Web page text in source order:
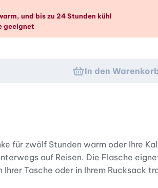
Überblick
und bis zu 24 Stunden kühl
geeignet
In den
für zwölf Stunden warm oder Ihre
auf Reisen. Die Flasche
Tasche oder in Ihrem Rucksack